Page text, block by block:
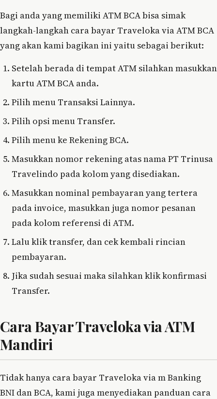
Bagi anda yang memiliki ATM BCA bisa simak
langkah-langkah cara bayar Traveloka via ATM BCA
yang akan kami bagikan ini yaitu sebagai berikut:
Setelah berada di tempat ATM silahkan masukkan
kartu ATM BCA anda.
Pilih menu Transaksi Lainnya.
Pilih opsi menu Transfer.
Pilih menu ke Rekening BCA.
Masukkan nomor rekening atas nama PT Trinusa
Travelindo pada kolom yang disediakan.
Masukkan nominal pembayaran yang tertera
pada invoice, masukkan juga nomor pesanan
pada kolom referensi di ATM.
Lalu klik transfer, dan cek kembali rincian
pembayaran.
Jika sudah sesuai maka silahkan klik konfirmasi
Transfer.
Cara Bayar Traveloka via ATM
Mandiri
Tidak hanya cara bayar Traveloka via m Banking
BNI dan BCA, kami juga menyediakan panduan cara